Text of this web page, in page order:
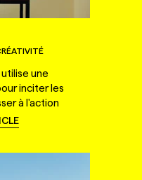
une
inciter les
à l'action